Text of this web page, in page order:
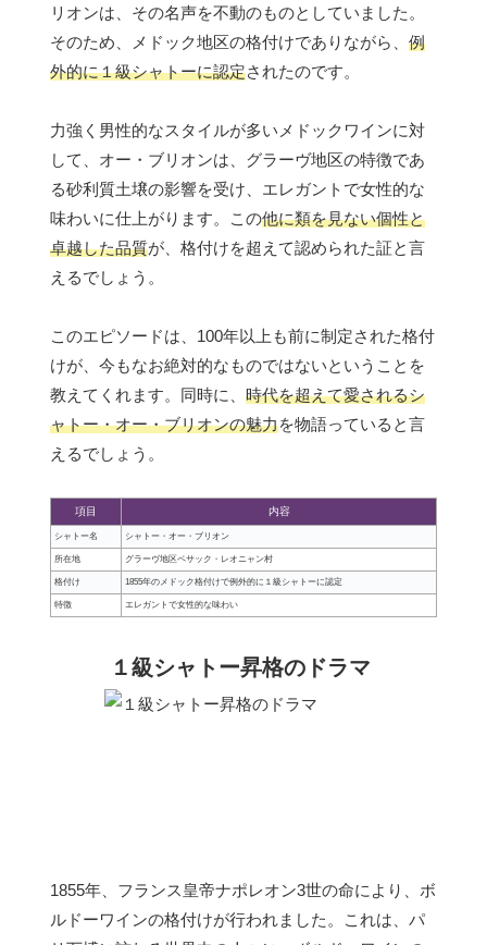
リオンは、その名声を不動のものとしていました。
そのため、メドック地区の格付けでありながら、 例
外的に１級シャトーに認定されたのです。
力強く男性的なスタイルが多いメドックワインに対
して、オー・ブリオンは、グラーヴ地区の特徴であ
る砂利質土壌の影響を受け、エレガントで女性的な
味わいに仕上がります。この他に類を見ない個性と
卓越した品質が、格付けを超えて認められた証と言
えるでしょう。
このエピソードは、100年以上も前に制定された格付
けが、今もなお絶対的なものではないということを
教えてくれます。同時に、 時代を超えて愛されるシ
ャトー・オー・ブリオンの魅力を物語っていると言
えるでしょう。
項目 内容
シャトー名 シャトー・オー・ブリオン
所在地 グラーヴ地区ペサック・レオニャン村
格付け 1855年のメドック格付けで例外的に１級シャトーに認定
特徴 エレガントで女性的な味わい
１級シャトー昇格のドラマ
1855年、フランス皇帝ナポレオン3世の命により、ボ
ルドーワインの格付けが行われました。これは、パ